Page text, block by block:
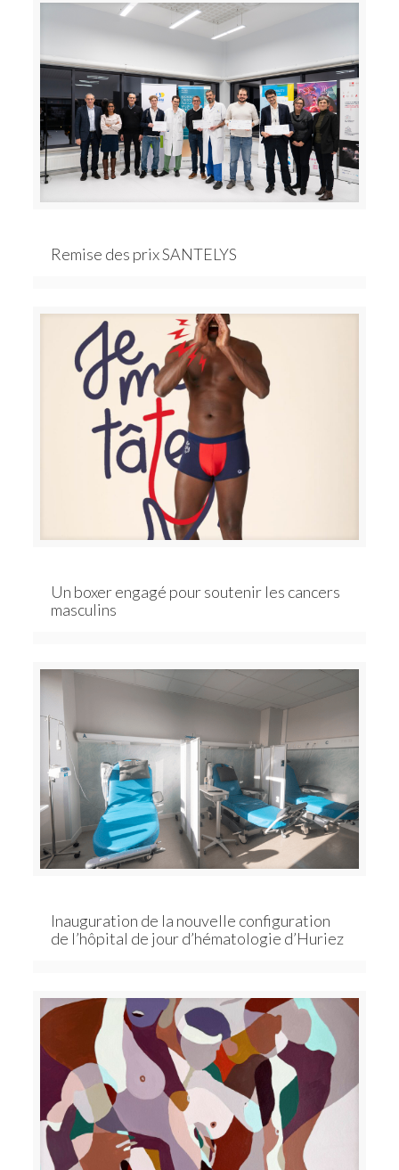
Remise des prix SANTELYS
Un boxer engagé pour soutenir les cancers
masculins
Inauguration de la nouvelle configuration
de l’hôpital de jour d’hématologie d’Huriez